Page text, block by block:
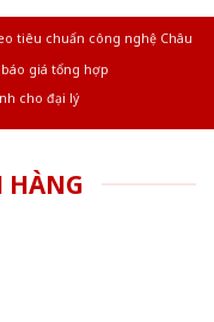
tiêu chuẩn công nghệ Châu
báo giá tổng hợp
cho đại lý
HÀNG